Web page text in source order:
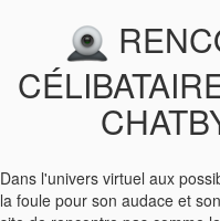
Dans l'univers virtuel aux
la foule pour son audace et